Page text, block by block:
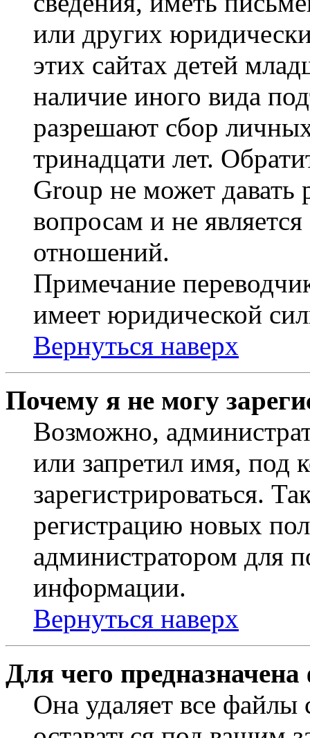
или других
этих сайтах детей
наличие иного вида
разрешают сбор
тринадцати лет.
Group не может
вопросам и не
отношений.
Примечание
имеет юридической
Вернуться наверх
Почему я не могу
Возможно,
или запретил имя, под
зарегистрироваться.
регистрацию новых
администратором для
информации.
Вернуться наверх
Для чего
Она удаляет все файлы